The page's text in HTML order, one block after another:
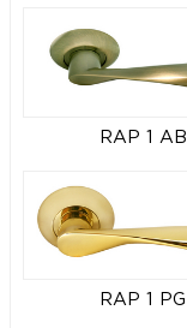
RAP 1 AB
RAP 1 PG